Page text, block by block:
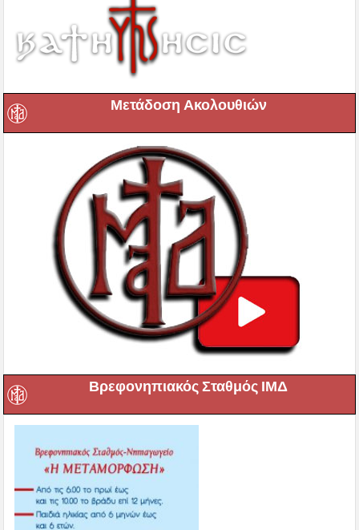
Μετάδοση Ακολουθιών
Βρεφονηπιακός Σταθμός ΙΜΔ